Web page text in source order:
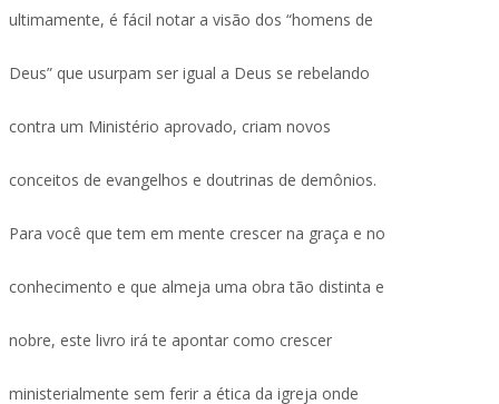
ultimamente, é fácil notar a visão dos “homens de
Deus” que usurpam ser igual a Deus se rebelando
contra um Ministério aprovado, criam novos
conceitos de evangelhos e doutrinas de demônios.
Para você que tem em mente crescer na graça e no
conhecimento e que almeja uma obra tão distinta e
nobre, este livro irá te apontar como crescer
ministerialmente sem ferir a ética da igreja onde